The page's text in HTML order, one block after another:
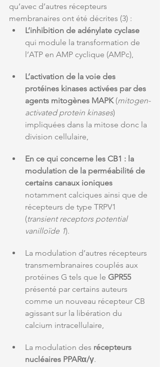
qu’avec d’autres récepteurs
membranaires ont été décrites (3) :
L’inhibition de adénylate cyclase
qui module la transformation de
l’ATP en AMP cyclique (AMPc),
L’activation de la voie des
protéines kinases activées par des
agents mitogènes MAPK (mitogen-
activated protein kinases)
impliquées dans la mitose donc la
division cellulaire,
En ce qui concerne les CB1 : la
modulation de la perméabilité de
certains canaux ioniques
notamment calciques ainsi que de
récepteurs de type TRPV1
(transient receptors potential
vanilloïde 1).
La modulation d’autres récepteurs
transmembranaires couplés aux
protéines G tels que le GPR55
présenté par certains auteurs
comme un nouveau récepteur CB
agissant sur la libération du
calcium intracellulaire,
La modulation des récepteurs
nucléaires PPARα/γ.